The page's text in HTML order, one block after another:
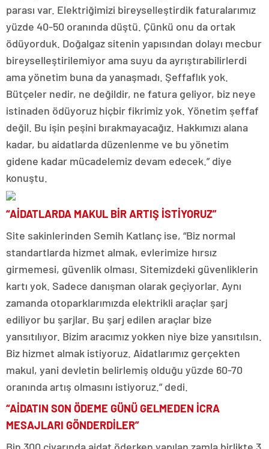
parası var. Elektriğimizi bireyselleştirdik faturalarımız
yüzde 40-50 oranında düştü. Çünkü onu da ortak
ödüyorduk. Doğalgaz sitenin yapısından dolayı mecbur
bireyselleştirilemiyor ama suyu da ayrıştırabilirlerdi
ama yönetim buna da yanaşmadı. Şeffaflık yok.
Bütçeler nedir, ne değildir, ne fatura geliyor, biz neye
istinaden ödüyoruz hiçbir fikrimiz yok. Yönetim şeffaf
değil. Bu işin peşini bırakmayacağız. Hakkımızı alana
kadar, bu aidatlarda düzenlenme ve bu yönetim
gidene kadar mücadelemiz devam edecek.” diye
konuştu.
“AİDATLARDA MAKUL BİR ARTIŞ İSTİYORUZ”
Site sakinlerinden Semih Katlanç ise, “Biz normal
standartlarda hizmet almak, evlerimize hırsız
girmemesi, güvenlik olması. Sitemizdeki güvenliklerin
kartı yok. Sadece danışman olarak geçiyorlar. Aynı
zamanda otoparklarımızda elektrikli araçlar şarj
ediliyor bu şarjlar. Bu şarj edilen araçlar bize
yansıtılıyor. Bizim aracımız yokken niye bize yansıtılsın.
Biz hizmet almak istiyoruz. Aidatlarımız gerçekten
makul, yani devletin belirlemiş olduğu yüzde 60-70
oranında artış olmasını istiyoruz.” dedi.
“AİDATIN SON ÖDEME GÜNÜ GELMEDEN İCRA
MESAJLARI GÖNDERDİLER”